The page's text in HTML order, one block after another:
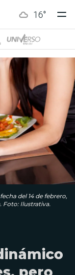
16°
del 14 de febrero,
Foto: Ilustrativa.